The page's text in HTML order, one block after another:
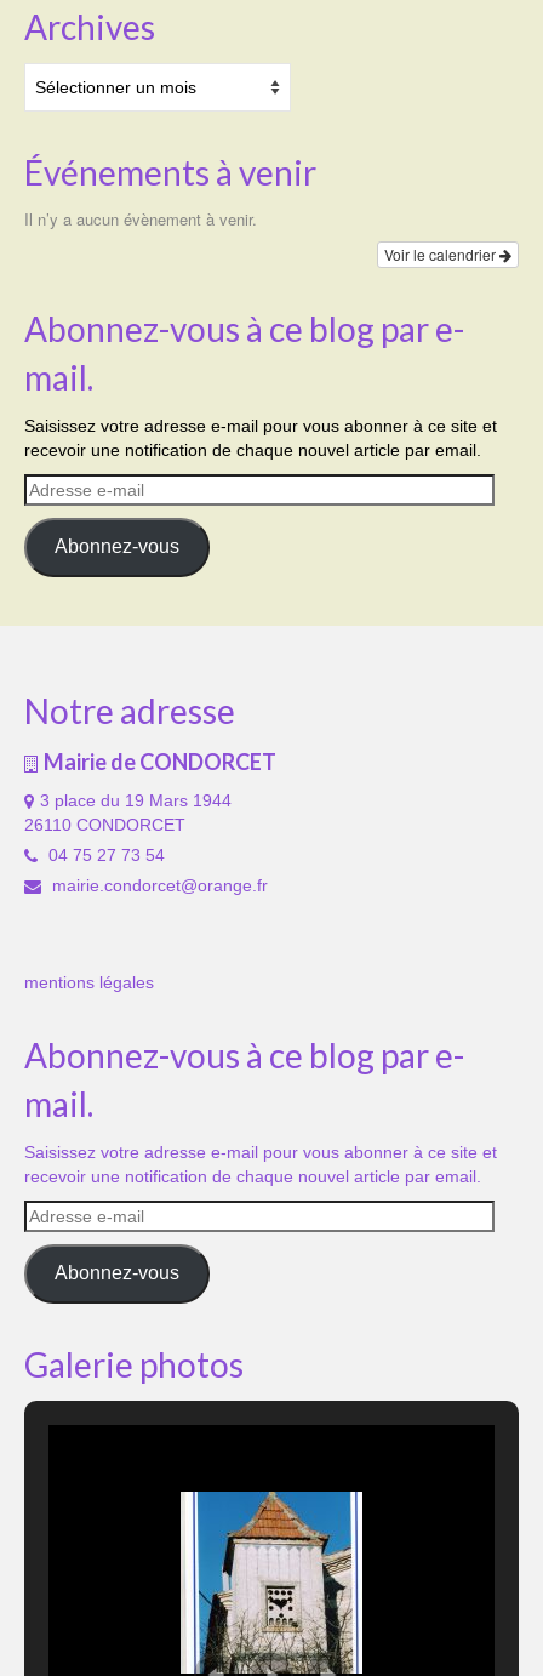
Archives
Événements à venir
Il n’y a aucun évènement à venir.
Voir le calendrier
Abonnez-vous à ce blog par e-
mail.
Saisissez votre adresse e-mail pour vous abonner à ce site et
recevoir une notification de chaque nouvel article par email.
Adresse
e-
mail
Abonnez-vous
Notre adresse
Mairie de CONDORCET
3 place du 19 Mars 1944
26110 CONDORCET
04 75 27 73 54
mairie.condorcet@orange.fr
mentions légales
Abonnez-vous à ce blog par e-
mail.
Saisissez votre adresse e-mail pour vous abonner à ce site et
recevoir une notification de chaque nouvel article par email.
Adresse
e-
mail
Abonnez-vous
Galerie photos